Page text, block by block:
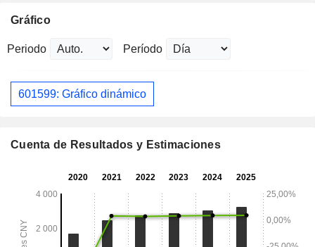
Gráfico
Periodo Período
601599: Gráfico dinámico
Cuenta de Resultados y Estimaciones